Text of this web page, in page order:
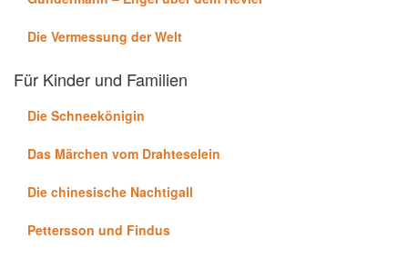
Die Vermessung der Welt
Für Kinder und Familien
Die Schneekönigin
Das Märchen vom Drahteselein
Die chinesische Nachtigall
Pettersson und Findus